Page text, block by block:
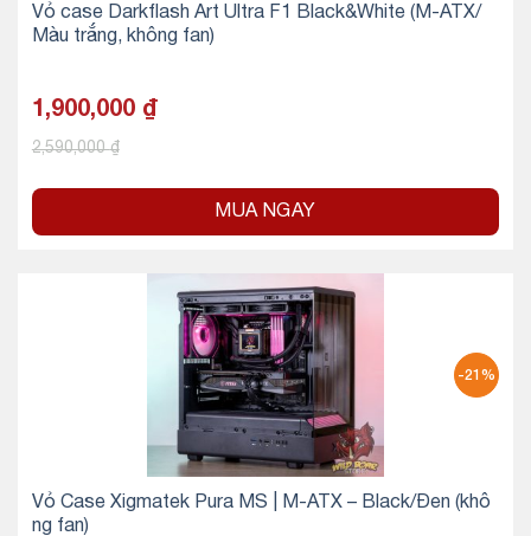
Vỏ case Darkflash Art Ultra F1 Black&White (M-ATX/
Màu trắng, không fan)
1,900,000 ₫
2,590,000₫
MUA NGAY
-21%
Vỏ Case Xigmatek Pura MS | M-ATX – Black/Đen (khô
ng fan)